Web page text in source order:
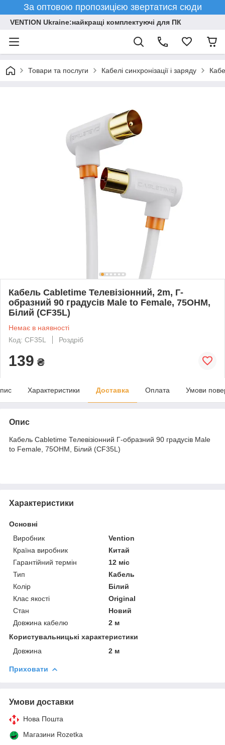
За оптовою пропозицією звертатися сюди
VENTION Ukraine:найкращі комплектуючі для ПК
Товари та послуги Кабелі синхронізації і заряду
Кабель Cabletime Телевізіонний, 2m, Г-
образний 90 градусів Male to Female, 75OHM,
Білий (CF35L)
Немає в наявності
Код: CF35L
Роздріб
139 ₴
Характеристики Доставка Оплата Умови
Опис
Кабель Cabletime Телевізіонний Г-образний 90 градусів Male
to Female, 75OHM, Білий (CF35L)
Характеристики
Основні
Виробник
Vention
Країна виробник
Китай
Гарантійний термін
12 міс
Тип
Кабель
Колір
Білий
Клас якості
Original
Стан
Новий
Довжина кабелю
2 м
Користувальницькі характеристики
Довжина
2 м
Приховати
Умови доставки
Нова Пошта
Магазини Rozetka